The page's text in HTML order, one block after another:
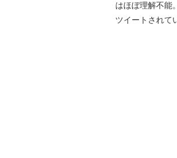
はほぼ理解不能
ツイートされて